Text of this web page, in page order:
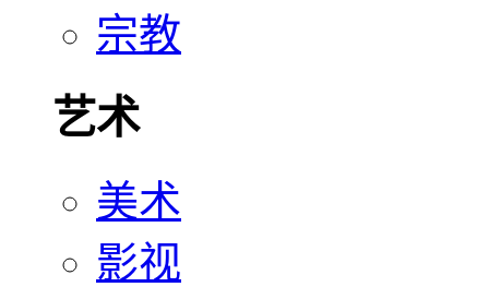
宗教
艺术
美术
影视